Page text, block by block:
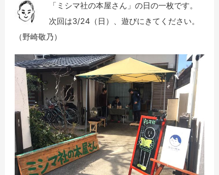
「ミシマ社の本屋さん」の日の一枚です。
次回は3/24（日）、遊びにきてください。
（野崎敬乃）